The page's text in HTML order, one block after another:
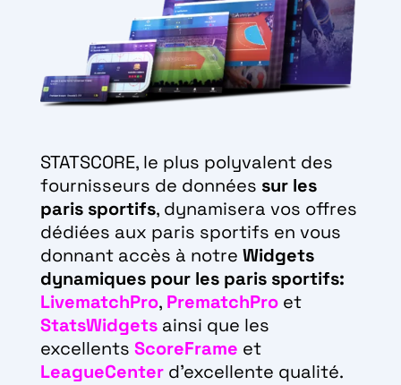
STATSCORE, le plus polyvalent des
fournisseurs de données sur les
paris sportifs, dynamisera vos offres
dédiées aux paris sportifs en vous
donnant accès à notre Widgets
dynamiques pour les paris sportifs:
LivematchPro, PrematchPro et
StatsWidgets ainsi que les
excellents ScoreFrame et
LeagueCenter d’excellente qualité.